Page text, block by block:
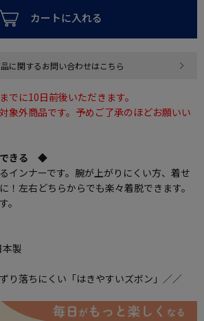
カートに入れる
に関するお問い合わせはこちら
に10日前後いただきます。
象外商品です。予めご了承のほどお願いい
できる ◆
インナーです。腕が上がりにくい方、着せ
！左右どちらからでも楽々着脱できます。
。
本製
り落ちにくい「はきやすいズボン」／／